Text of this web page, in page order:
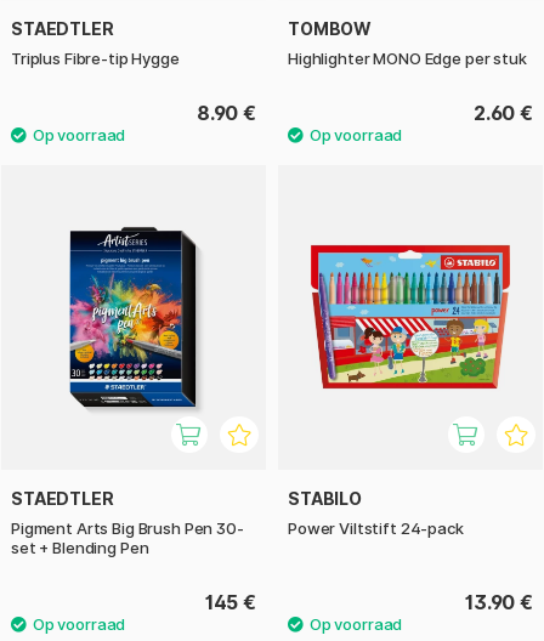
STAEDTLER
Triplus Fibre-tip Hygge
8.90 €
TOMBOW
Highlighter MONO Edge per stuk
2.60 €
STAEDTLER
Pigment Arts Big Brush Pen 30-
set + Blending Pen
145 €
STABILO
Power Viltstift 24-pack
13.90 €